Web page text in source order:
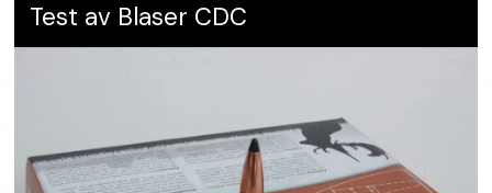
Test av Blaser CDC